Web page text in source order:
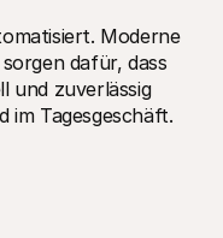
Moderne
dafür, dass
und zuverlässig
im Tagesgeschäft.